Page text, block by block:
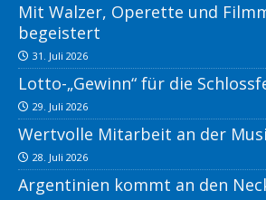
Mit Walzer, Operette und
begeistert
31. Juli 2026
Lotto-„Gewinn“ für die
29. Juli 2026
Wertvolle Mitarbeit an der
28. Juli 2026
Argentinien kommt an den